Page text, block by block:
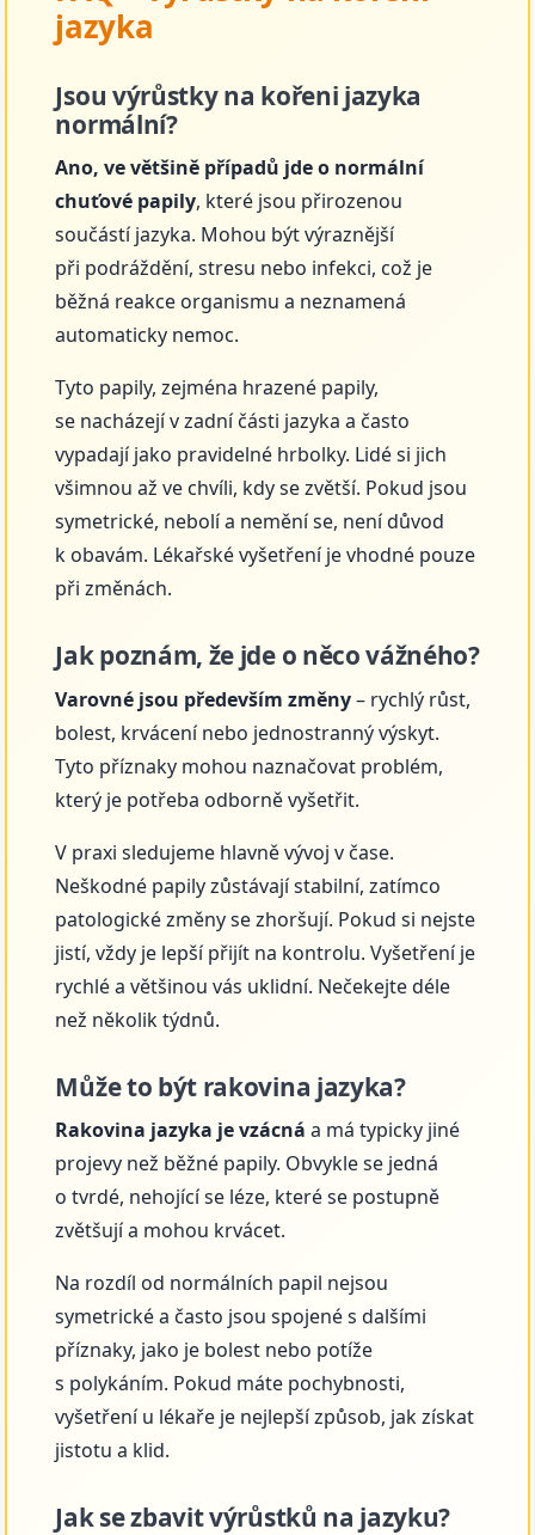
jazyka
Jsou výrůstky na kořeni jazyka
normální?
Ano, ve většině případů jde o normální
chuťové papily, které jsou přirozenou
součástí jazyka. Mohou být výraznější
při podráždění, stresu nebo infekci, což je
běžná reakce organismu a neznamená
automaticky nemoc.
Tyto papily, zejména hrazené papily,
se nacházejí v zadní části jazyka a často
vypadají jako pravidelné hrbolky. Lidé si jich
všimnou až ve chvíli, kdy se zvětší. Pokud jsou
symetrické, nebolí a nemění se, není důvod
k obavám. Lékařské vyšetření je vhodné pouze
při změnách.
Jak poznám, že jde o něco vážného?
Varovné jsou především změny– rychlý růst,
bolest, krvácení nebo jednostranný výskyt.
Tyto příznaky mohou naznačovat problém,
který je potřeba odborně vyšetřit.
V praxi sledujeme hlavně vývoj v čase.
Neškodné papily zůstávají stabilní, zatímco
patologické změny se zhoršují. Pokud si nejste
jistí, vždy je lepší přijít na kontrolu. Vyšetření je
rychlé a většinou vás uklidní. Nečekejte déle
než několik týdnů.
Může to být rakovina jazyka?
Rakovina jazyka je vzácná a má typicky jiné
projevy než běžné papily. Obvykle se jedná
o tvrdé, nehojící se léze, které se postupně
zvětšují a mohou krvácet.
Na rozdíl od normálních papil nejsou
symetrické a často jsou spojené s dalšími
příznaky, jako je bolest nebo potíže
s polykáním. Pokud máte pochybnosti,
vyšetření u lékaře je nejlepší způsob, jak získat
jistotu a klid.
Jak se zbavit výrůstků na jazyku?